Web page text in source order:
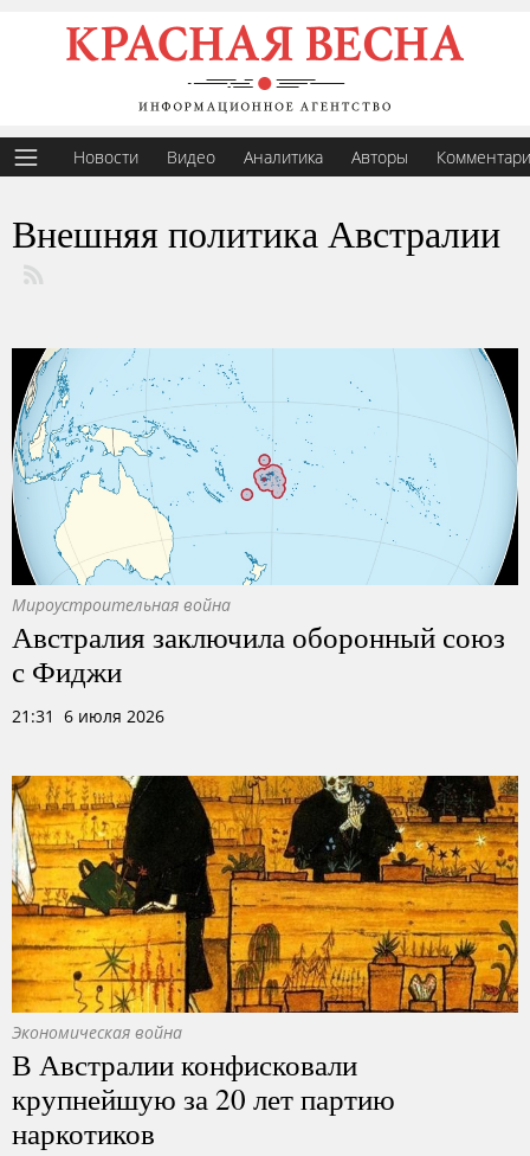
Новости Видео Аналитика Авторы
Внешняя политика Австралии
Мироустроительная война
Австралия заключила оборонный союз
с Фиджи
21:31 6 июля 2026
Экономическая война
В Австралии конфисковали
крупнейшую за 20 лет партию
наркотиков